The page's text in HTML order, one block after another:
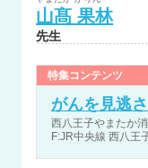
山髙 果林
先生
特集コンテンツ
がんを見逃
西八王子やまたか
F:JR中央線 西八王